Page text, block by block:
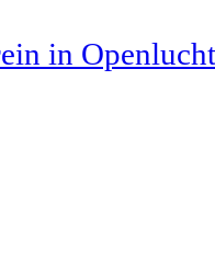
in Openlucht